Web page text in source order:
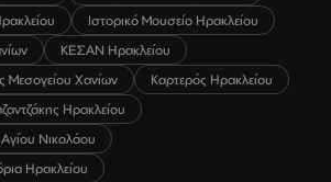
Ιστορικό Μουσείο Ηρακλείου
ΚΕΣΑΝ Ηρακλείου
Μεσογείου Χανίων
Καρτερός Ηρακλείου
Ηρακλείου
Νικολάου
Ηρακλείου